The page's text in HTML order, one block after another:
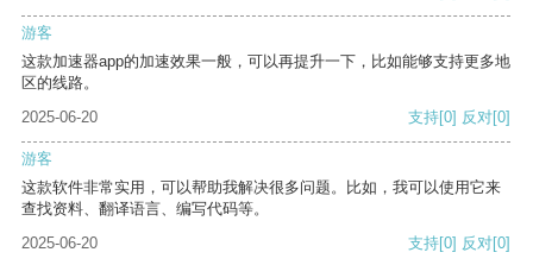
游客
这款加速器app的加速效果一般，可以再提升一下，比如能够支持更多地
区的线路。
2025-06-20
支持[0] 反对[0]
游客
这款软件非常实用，可以帮助我解决很多问题。比如，我可以使用它来
查找资料、翻译语言、编写代码等。
2025-06-20
支持[0] 反对[0]